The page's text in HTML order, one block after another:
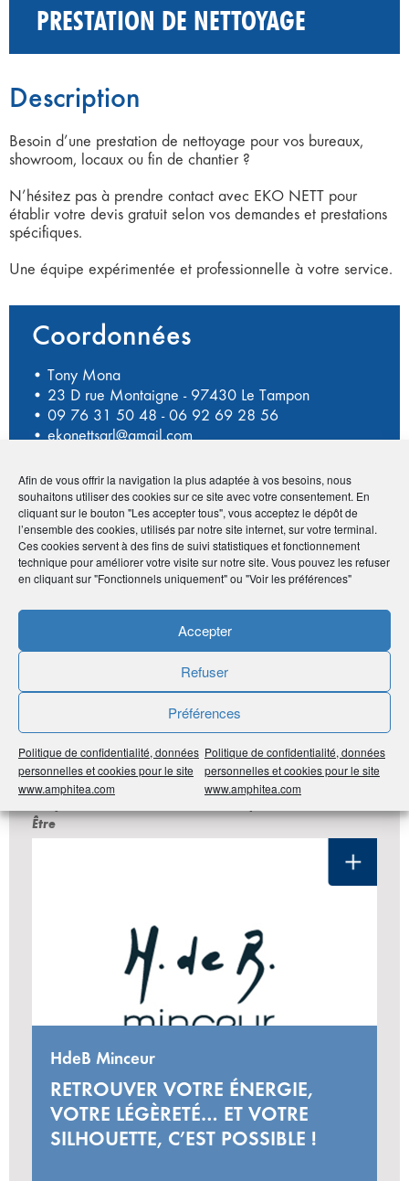
Afin de vous offrir la navigation la plus adaptée à vos besoins, nous
souhaitons utiliser des cookies sur ce site avec votre consentement. En
cliquant sur le bouton "Les accepter tous", vous acceptez le dépôt de
l’ensemble des cookies, utilisés par notre site internet, sur votre terminal.
Ces cookies servent à des fins de suivi statistiques et fonctionnement
technique pour améliorer votre visite sur notre site. Vous pouvez les refuser
en cliquant sur "Fonctionnels uniquement" ou "Voir les préférences"
Accepter
Refuser
Préférences
Politique de confidentialité, données
personnelles et cookies pour le site
www.amphitea.com
Politique de confidentialité, données
personnelles et cookies pour le site
www.amphitea.com
PRESTATION DE NETTOYAGE
Description
Besoin d’une prestation de nettoyage pour vos bureaux,
showroom, locaux ou fin de chantier ?
N’hésitez pas à prendre contact avec EKO NETT pour
établir votre devis gratuit selon vos demandes et prestations
spécifiques.
Une équipe expérimentée et professionnelle à votre service.
Coordonnées
• Tony Mona
• 23 D rue Montaigne - 97430 Le Tampon
• 09 76 31 50 48 - 06 92 69 28 56
•ekonettsarl@gmail.com
Publié le :10 novembre 2020
Noter 0/5 0votes
Partager
LES DERNIÈRES ANNONCES DU
CLUB ADHÉRENT
Être
HdeB Minceur
RETROUVER VOTRE ÉNERGIE,
VOTRE LÉGÈRETÉ… ET VOTRE
SILHOUETTE, C’EST POSSIBLE !